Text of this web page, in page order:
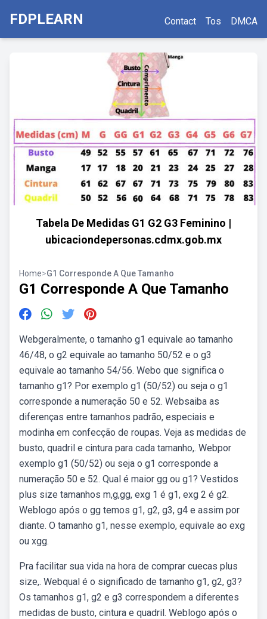
FDPLEARN Contact Tos DMCA
Tabela De Medidas G1 G2 G3 Feminino |
ubicaciondepersonas.cdmx.gob.mx
Home>G1 Corresponde A Que Tamanho
G1 Corresponde A Que Tamanho
Webgeralmente, o tamanho g1 equivale ao tamanho
46/48, o g2 equivale ao tamanho 50/52 e o g3
equivale ao tamanho 54/56. Webo que significa o
tamanho g1? Por exemplo g1 (50/52) ou seja o g1
corresponde a numeração 50 e 52. Websaiba as
diferenças entre tamanhos padrão, especiais e
modinha em confecção de roupas. Veja as medidas de
busto, quadril e cintura para cada tamanho,. Webpor
exemplo g1 (50/52) ou seja o g1 corresponde a
numeração 50 e 52. Qual é maior gg ou g1? Vestidos
plus size tamanhos m,g,gg, exg 1 é g1, exg 2 é g2.
Weblogo após o gg temos g1, g2, g3, g4 e assim por
diante. O tamanho g1, nesse exemplo, equivale ao exg
ou xgg.
Pra facilitar sua vida na hora de comprar cuecas plus
size,. Webqual é o significado de tamanho g1, g2, g3?
Os tamanhos g1, g2 e g3 correspondem a diferentes
medidas de busto, cintura e quadril. Weblogo após o